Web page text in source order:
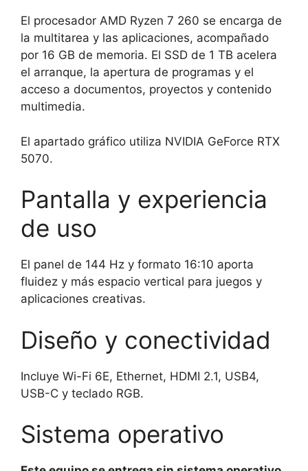
El procesador AMD Ryzen 7 260 se encarga de
la multitarea y las aplicaciones, acompañado
por 16 GB de memoria. El SSD de 1 TB acelera
el arranque, la apertura de programas y el
acceso a documentos, proyectos y contenido
multimedia.
El apartado gráfico utiliza NVIDIA GeForce RTX
5070.
Pantalla y experiencia
de uso
El panel de 144 Hz y formato 16:10 aporta
fluidez y más espacio vertical para juegos y
aplicaciones creativas.
Diseño y conectividad
Incluye Wi-Fi 6E, Ethernet, HDMI 2.1, USB4,
USB-C y teclado RGB.
Sistema operativo